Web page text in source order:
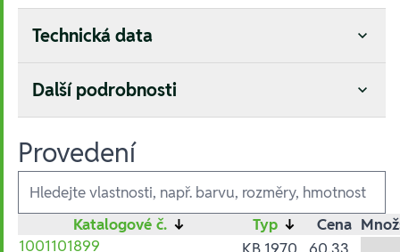
Technická data
Další podrobnosti
Provedení
Ausführungen
Katalogové č. ↓ Typ ↓ Cena
1001101899
KB 1970
60,33